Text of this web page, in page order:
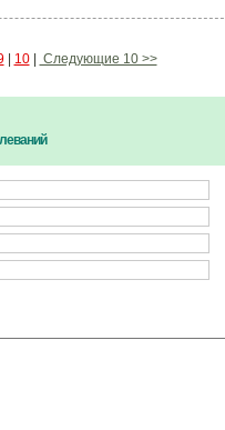
| 10| Следующие 10 >>